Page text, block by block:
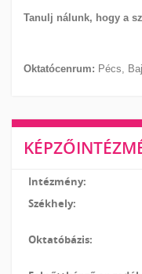
Tanulj nálunk, hogy a
Oktatócenrum: Pécs,